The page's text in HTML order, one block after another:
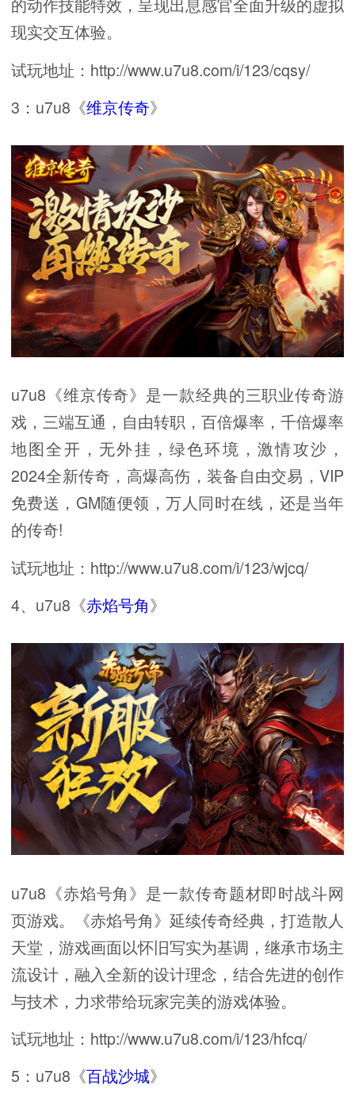
的动作技能特效，呈现出息感官全面升级的虚拟
现实交互体验。
试玩地址：http://www.u7u8.com/i/123/cqsy/
3：u7u8《维京传奇》
u7u8《维京传奇》是一款经典的三职业传奇游
戏，三端互通，自由转职，百倍爆率，千倍爆率
地图全开，无外挂，绿色环境，激情攻沙，
2024全新传奇，高爆高伤，装备自由交易，VIP
免费送，GM随便领，万人同时在线，还是当年
的传奇!
试玩地址：http://www.u7u8.com/i/123/wjcq/
4、u7u8《赤焰号角》
u7u8《赤焰号角》是一款传奇题材即时战斗网
页游戏。《赤焰号角》延续传奇经典，打造散人
天堂，游戏画面以怀旧写实为基调，继承市场主
流设计，融入全新的设计理念，结合先进的创作
与技术，力求带给玩家完美的游戏体验。
试玩地址：http://www.u7u8.com/i/123/hfcq/
5：u7u8《百战沙城》